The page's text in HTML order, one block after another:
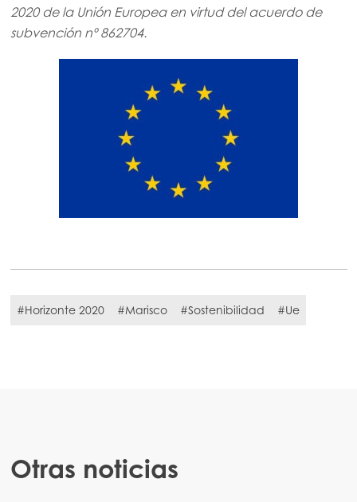
Mowi USA
2020 de la Unión Europea en virtud del acuerdo de
subvención nº 862704.
#Horizonte 2020 #Marisco #Sostenibilidad #Ue
Otras noticias